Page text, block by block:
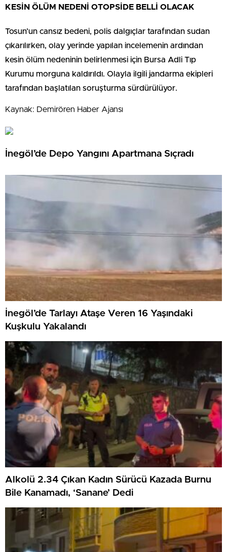
KESİN ÖLÜM NEDENİ OTOPSİDE BELLİ OLACAK
Tosun’un cansız bedeni, polis dalgıçlar tarafından sudan
çıkarılırken, olay yerinde yapılan incelemenin ardından
kesin ölüm nedeninin belirlenmesi için Bursa Adli Tıp
Kurumu morguna kaldırıldı. Olayla ilgili jandarma ekipleri
tarafından başlatılan soruşturma sürdürülüyor.
Kaynak: Demirören Haber Ajansı
İnegöl’de Depo Yangını Apartmana Sıçradı
İnegöl’de Tarlayı Ataşe Veren 16 Yaşındaki
Kuşkulu Yakalandı
Alkolü 2.34 Çıkan Kadın Sürücü Kazada Burnu
Bile Kanamadı, ‘Sanane’ Dedi